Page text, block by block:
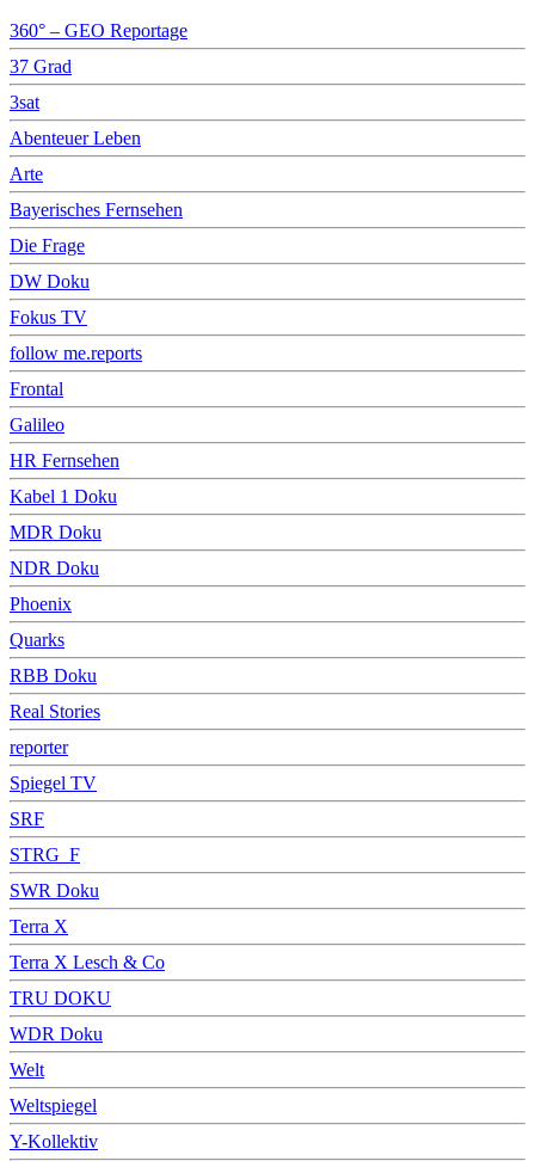
360° – GEO Reportage
37 Grad
3sat
Abenteuer Leben
Arte
Bayerisches Fernsehen
Die Frage
DW Doku
Fokus TV
follow me.reports
Frontal
Galileo
HR Fernsehen
Kabel 1 Doku
MDR Doku
NDR Doku
Phoenix
Quarks
RBB Doku
Real Stories
reporter
Spiegel TV
SRF
STRG_F
SWR Doku
Terra X
Terra X Lesch & Co
TRU DOKU
WDR Doku
Welt
Weltspiegel
Y-Kollektiv